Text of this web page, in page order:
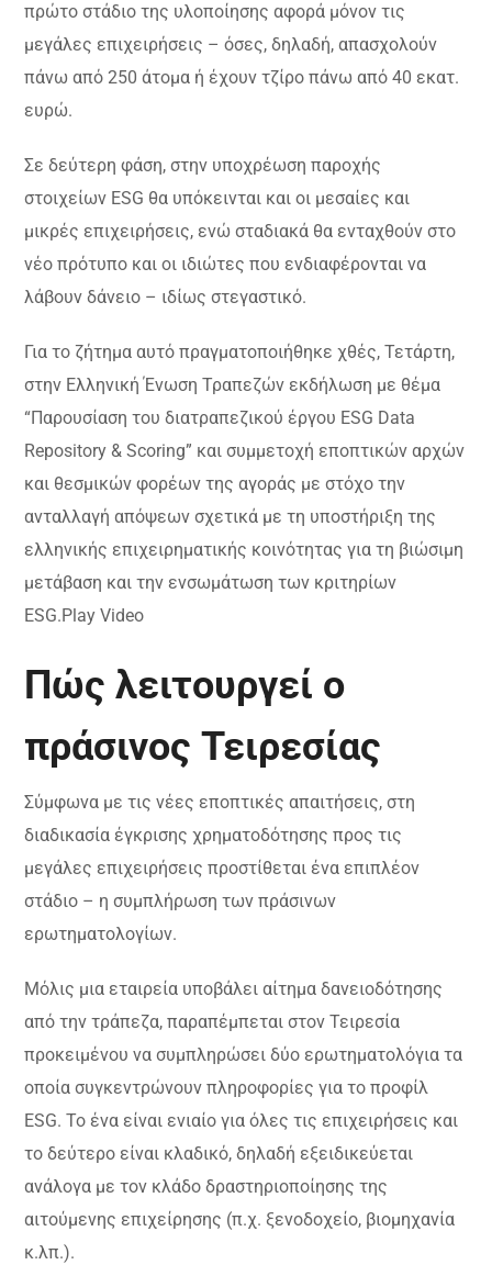
πρώτο στάδιο της υλοποίησης αφορά μόνον τις
μεγάλες επιχειρήσεις – όσες, δηλαδή, απασχολούν
πάνω από 250 άτομα ή έχουν τζίρο πάνω από 40 εκατ.
ευρώ.
Σε δεύτερη φάση, στην υποχρέωση παροχής
στοιχείων ESG θα υπόκεινται και οι μεσαίες και
μικρές επιχειρήσεις, ενώ σταδιακά θα ενταχθούν στο
νέο πρότυπο και οι ιδιώτες που ενδιαφέρονται να
λάβουν δάνειο – ιδίως στεγαστικό.
Για το ζήτημα αυτό πραγματοποιήθηκε χθές, Τετάρτη,
στην Ελληνική Ένωση Τραπεζών εκδήλωση με θέμα
“Παρουσίαση του διατραπεζικού έργου ESG Data
Repository & Scoring” και συμμετοχή εποπτικών αρχών
και θεσμικών φορέων της αγοράς με στόχο την
ανταλλαγή απόψεων σχετικά με τη υποστήριξη της
ελληνικής επιχειρηματικής κοινότητας για τη βιώσιμη
μετάβαση και την ενσωμάτωση των κριτηρίων
ESG.Play Video
Πώς λειτουργεί ο
πράσινος Τειρεσίας
Σύμφωνα με τις νέες εποπτικές απαιτήσεις, στη
διαδικασία έγκρισης χρηματοδότησης προς τις
μεγάλες επιχειρήσεις προστίθεται ένα επιπλέον
στάδιο – η συμπλήρωση των πράσινων
ερωτηματολογίων.
Μόλις μια εταιρεία υποβάλει αίτημα δανειοδότησης
από την τράπεζα, παραπέμπεται στον Τειρεσία
προκειμένου να συμπληρώσει δύο ερωτηματολόγια τα
οποία συγκεντρώνουν πληροφορίες για το προφίλ
ESG. Το ένα είναι ενιαίο για όλες τις επιχειρήσεις και
το δεύτερο είναι κλαδικό, δηλαδή εξειδικεύεται
ανάλογα με τον κλάδο δραστηριοποίησης της
αιτούμενης επιχείρησης (π.χ. ξενοδοχείο, βιομηχανία
κ.λπ.).